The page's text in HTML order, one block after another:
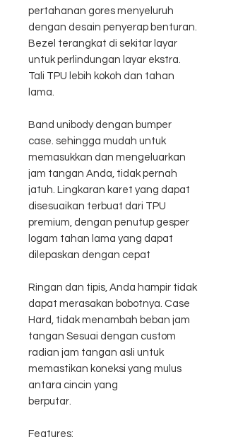
pertahanan gores menyeluruh
dengan desain penyerap benturan.
Bezel terangkat di sekitar layar
untuk perlindungan layar ekstra.
Tali TPU lebih kokoh dan tahan
lama.
Band unibody dengan bumper
case. sehingga mudah untuk
memasukkan dan mengeluarkan
jam tangan Anda, tidak pernah
jatuh. Lingkaran karet yang dapat
disesuaikan terbuat dari TPU
premium, dengan penutup gesper
logam tahan lama yang dapat
dilepaskan dengan cepat
Ringan dan tipis, Anda hampir tidak
dapat merasakan bobotnya. Case
Hard, tidak menambah beban jam
tangan Sesuai dengan custom
radian jam tangan asli untuk
memastikan koneksi yang mulus
antara cincin yang
berputar.
Features: